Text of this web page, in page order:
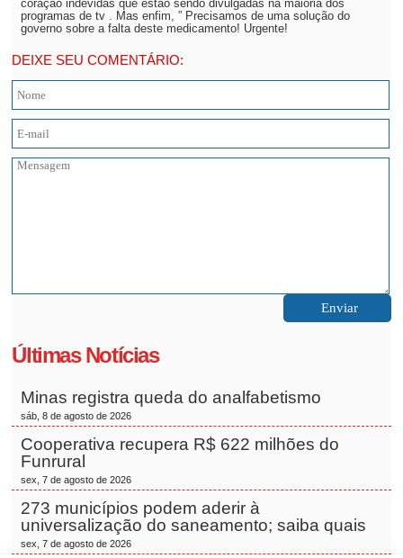
coraçao indevidas que estaõ sendo divulgadas na maioria dos
programas de tv . Mas enfim, ” Precisamos de uma solução do
governo sobre a falta deste medicamento! Urgente!
DEIXE SEU COMENTÁRIO:
Últimas Notícias
Minas registra queda do analfabetismo
sáb, 8 de agosto de 2026
Cooperativa recupera R$ 622 milhões do
Funrural
sex, 7 de agosto de 2026
273 municípios podem aderir à
universalização do saneamento; saiba quais
sex, 7 de agosto de 2026